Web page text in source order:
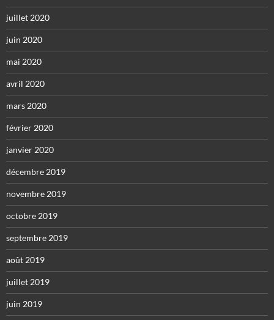
juillet 2020
juin 2020
mai 2020
avril 2020
mars 2020
février 2020
janvier 2020
décembre 2019
novembre 2019
octobre 2019
septembre 2019
août 2019
juillet 2019
juin 2019